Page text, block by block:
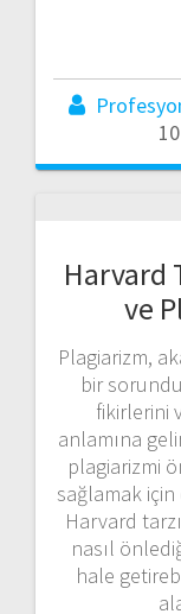
Harvard
ve
Plagiarizm,
bir
fikirlerini
anlamına
plagiarizmi
sağlamak
Harvard
nasıl
hale